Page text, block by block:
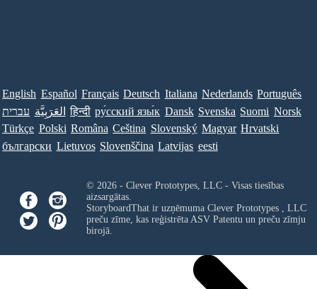
English Español Français Deutsch Italiana Nederlands Português
עברית العَرَبِيَّة हिन्दी ру́сский язы́к Dansk Svenska Suomi Norsk
Türkçe Polski Româna Ceština Slovenský Magyar Hrvatski
български Lietuvos Slovenščina Latvijas eesti
© 2026 - Clever Prototypes, LLC - Visas tiesības
aizsargātas.
StoryboardThat ir uzņēmuma Clever Prototypes , LLC
preču zīme, kas reģistrēta ASV Patentu un preču zīmju
birojā.